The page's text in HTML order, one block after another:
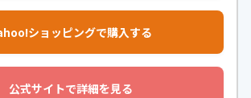
ショッピングで購入する
公式サイトで詳細を見る